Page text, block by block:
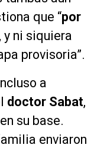
que “por
y ni siquiera
provisoria”.
a
doctor Sabat,
su base.
enviaron